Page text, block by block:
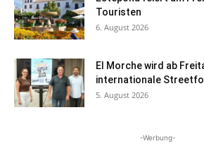
Touristen
6. August 2026
El Morche wird ab
internationale
5. August 2026
-Werbung-